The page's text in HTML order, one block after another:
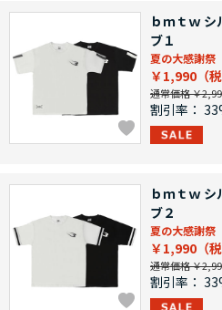
ｂｍｔｗ
ブ１
夏の大感謝祭
￥1,990
通常価格 ￥
割引率：
ｂｍｔｗ
ブ２
夏の大感謝祭
￥1,990
通常価格 ￥
割引率：